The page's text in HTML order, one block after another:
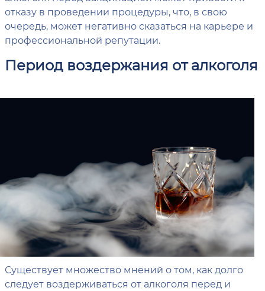
отказу в проведении процедуры, что, в свою
очередь, может негативно сказаться на карьере и
профессиональной репутации.
Период воздержания от алкоголя
Существует множество мнений о том, как долго
следует воздерживаться от алкоголя перед и